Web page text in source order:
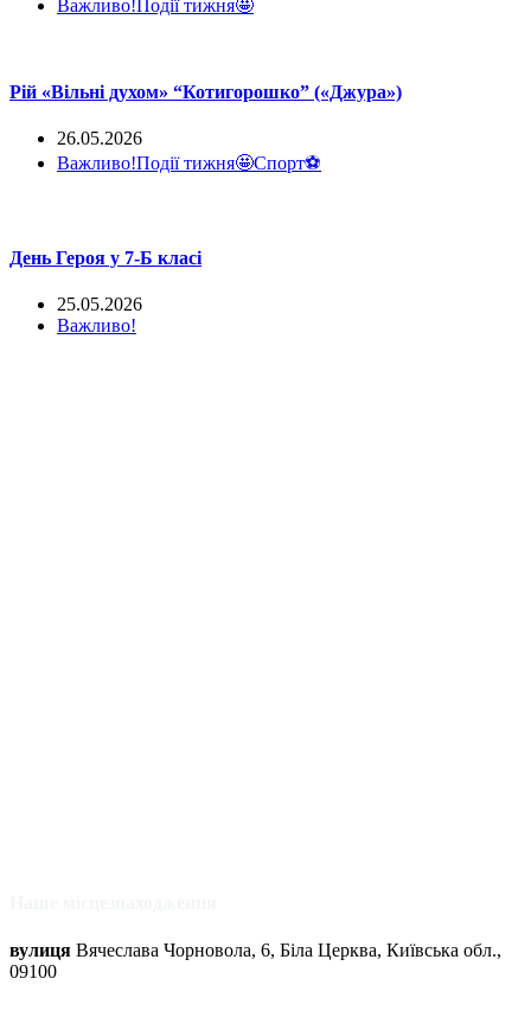
Важливо!Події тижня🤩
Рій «Вільні духом» “Котигорошко” («Джура»)
26.05.2026
Важливо!Події тижня🤩Спорт⚽
День Героя у 7-Б класі
25.05.2026
Важливо!
вулиця Вячеслава Чорновола, 6, Біла Церква, Київська обл.,
09100